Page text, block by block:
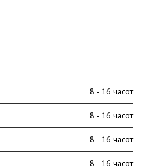
8 - 16 часот
8 - 16 часот
8 - 16 часот
8 - 16 часот